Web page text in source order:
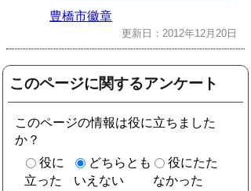
豊橋市徽章
更新日：2012年12月20日
このページに関するアンケート
このページの情報は役に立ちました
か？
役に
立った
どちらとも
いえない
役にたた
なかった